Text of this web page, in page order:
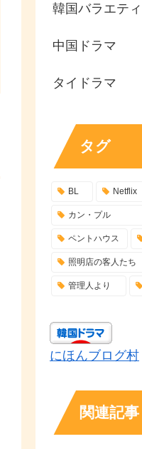
韓国バラエティ
中国ドラマ
タイドラマ
タグ
BL Netflix
カン・プル
ペントハウス
照明店の客人たち
管理人より
にほんブログ村
関連記事